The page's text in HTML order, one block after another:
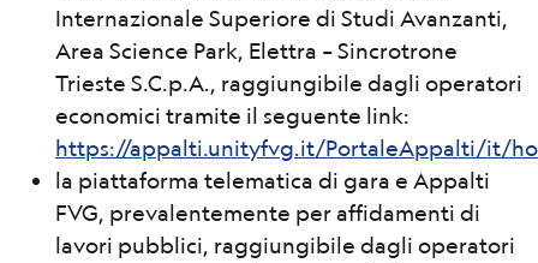
Internazionale Superiore di Studi Avanzanti,
Area Science Park, Elettra – Sincrotrone
Trieste S.C.p.A., raggiungibile dagli operatori
economici tramite il seguente link:
https://appalti.unityfvg.it/PortaleAppalti/it/
la piattaforma telematica di gara e Appalti
FVG, prevalentemente per affidamenti di
lavori pubblici, raggiungibile dagli operatori